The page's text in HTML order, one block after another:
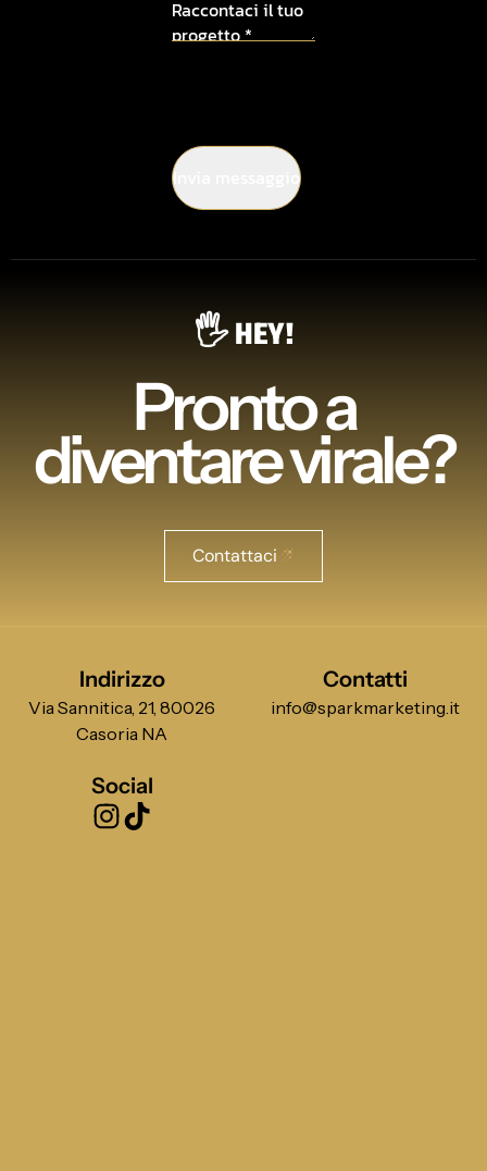
🖐️ HEY!
Pronto a
diventare virale?
Contattaci
Indirizzo
Via Sannitica, 21, 80026
Casoria NA
Social
Contatti
info@sparkmarketing.it